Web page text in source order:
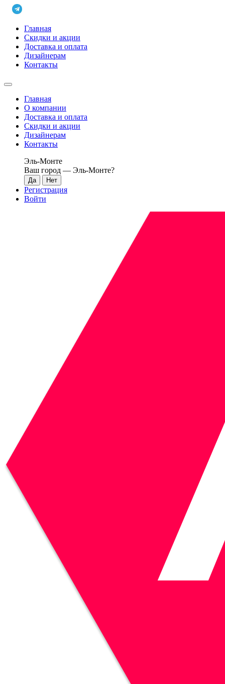
Главная
Скидки и акции
Доставка и оплата
Дизайнерам
Контакты
Главная
О компании
Доставка и оплата
Скидки и акции
Дизайнерам
Контакты
Эль-Монте
Ваш город — Эль-Монте?
Регистрация
Войти